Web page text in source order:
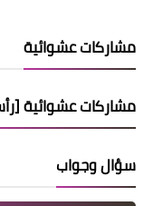
مشاركات عشوائية
مشاركات عشوائية
سؤال وجواب